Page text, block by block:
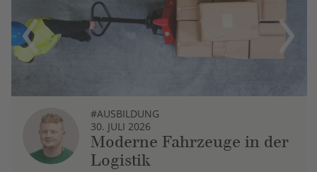
Previous
#AUSBILDUNG
30. JULI 2026
Moderne Fahrzeuge in der
Logistik
Next